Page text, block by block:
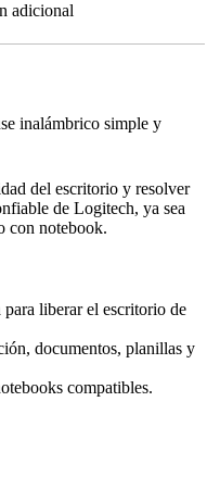
adicional
inalámbrico simple y
del escritorio y resolver
de Logitech, ya sea
con notebook.
liberar el escritorio de
documentos, planillas y
compatibles.